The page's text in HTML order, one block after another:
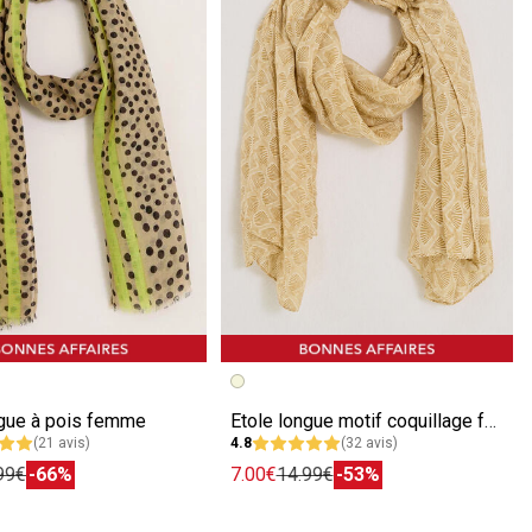
à pois femme
(21 avis)
-66%
Image précédente
Image suivante
Etole longue motif coquillage femme
4.8 (32 avis)
7.00€14.99€-53%